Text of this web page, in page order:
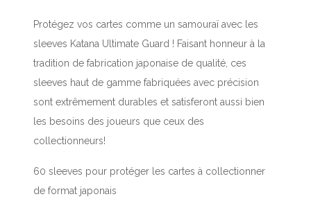
Protégez vos cartes comme un samouraï avec les
sleeves Katana Ultimate Guard ! Faisant honneur à la
tradition de fabrication japonaise de qualité, ces
sleeves haut de gamme fabriquées avec précision
sont extrêmement durables et satisferont aussi bien
les besoins des joueurs que ceux des
collectionneurs!
60 sleeves pour protéger les cartes à collectionner
de format japonais